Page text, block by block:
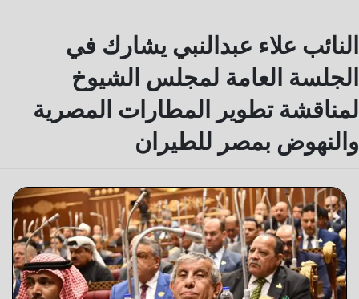
النائب علاء عبدالنبي يشارك في
الجلسة العامة لمجلس الشيوخ
لمناقشة تطوير المطارات المصرية
والنهوض بمصر للطيران